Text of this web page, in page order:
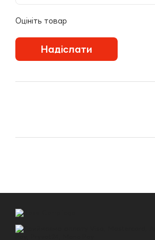
Оцініть товар
Надіслати